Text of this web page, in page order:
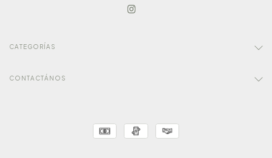
CATEGORÍAS
CONTACTÁNOS